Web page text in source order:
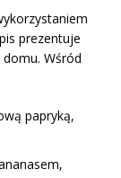
prezentuje
Wśród
papryką,